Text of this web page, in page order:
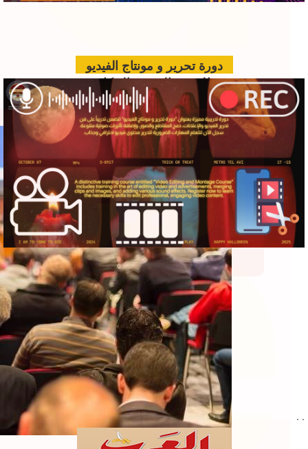
الدعم الفني بالذكاء
الاصطناعي للمؤتمرات
www.hawkamaq.com
دورة تحرير و مونتاج الفيديو
. .